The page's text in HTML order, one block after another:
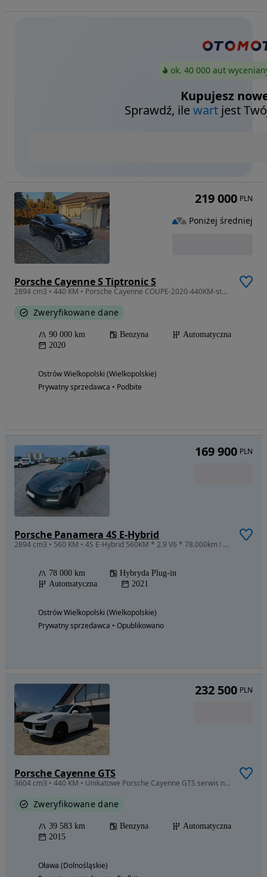
ok. 40 000 aut
Kupujesz
Sprawdź, ilewart jest
Porsche Cayenne S Tiptronic S
2894 cm3 • 440 KM • Porsche Cayenne COUPE-2020-440KM-stan idealny
Zweryfikowane dane
90 000 km Benzyna
Automatyczna
2020
Ostrów Wielkopolski (Wielkopolskie)
Prywatny sprzedawca • Podbite
219 000 PLN
Poniżej średniej
Porsche Panamera 4S E-Hybrid
2894 cm3 • 560 KM • 4S E-Hybrid 560KM * 2.9 V6 * 78.000km ! * 2021 LIFT * Full Wersja * EU
78 000 km
Hybryda Plug-in
Automatyczna
2021
Ostrów Wielkopolski (Wielkopolskie)
Prywatny sprzedawca • Opublikowano
169 900 PLN
Porsche Cayenne GTS
3604 cm3 • 440 KM • Unikatowe Porsche Cayenne GTS serwis niski przebieg alcantara
Zweryfikowane dane
39 583 km Benzyna
Automatyczna
2015
Oława (Dolnośląskie)
232 500 PLN